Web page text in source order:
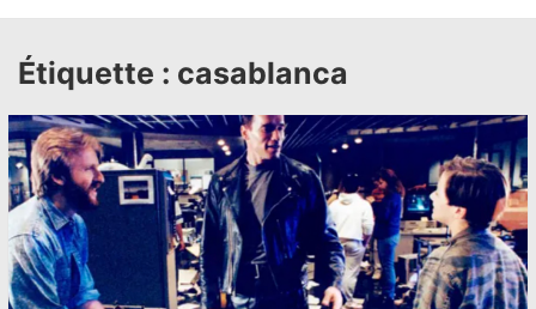
t
Étiquette : casablanca